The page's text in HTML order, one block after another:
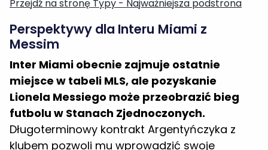
Perspektywy dla Interu Miami z
Messim
Inter Miami obecnie zajmuje ostatnie
miejsce w tabeli MLS, ale pozyskanie
Lionela Messiego może przeobrazić bieg
futbolu w Stanach Zjednoczonych.
Długoterminowy kontrakt Argentyńczyka z
klubem pozwoli mu wprowadzić swoje
umiejętności i doświadczenie, co przyciągnie